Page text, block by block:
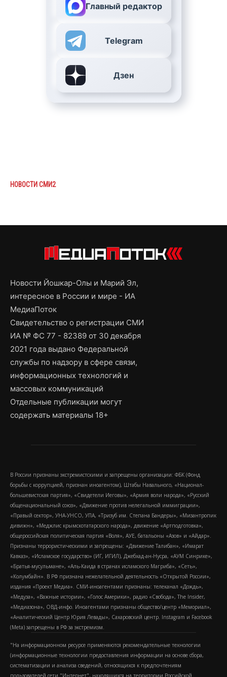
Главный редактор
Telegram
Дзен
НОВОСТИ СМИ2
Новости Йошкар-Олы и Марий Эл,
интересное в России и мире - ИА
МедиаПоток
Свидетельство о регистрации СМИ
ИА № ФС 77 - 82389 от 30 декабря
2021 года выдано Федеральной
службы по надзору в сфере связи,
информационных технологий и
массовых коммуникаций
Отдельные публикации могут
содержать материалы 18+
В России признаны экстремистскими и запрещены организации: ФБК (Фонд
борьбы с коррупцией, признан иноагентом), Штабы Навального, «Национал-
большевистская партия», «Свидетели Иеговы», «Армия воли народа», «Русский
общенациональный союз», «Движение против нелегальной иммиграции»,
«Правый сектор», УНА-УНСО, УПА, «Тризуб им. Степана Бандеры», «Мизантропик
дивижн», «Меджлис крымскотатарского народа», движение «Артподготовка»,
общероссийская политическая партия «Воля», АУЕ, батальоны «Азов» и «Айдар».
Признаны террористическими и запрещены: «Движение Талибан», «Имарат
Кавказ», «Исламское государство» (ИГ, ИГИЛ), Джебхад-ан-Нусра, «АУМ Синрике»,
«Братья-мусульмане», «Аль-Каида в странах исламского Магриба», «Сеть»,
«Колумбайн». В РФ признана нежелательной деятельность «Открытой России»,
издания «Проект Медиа». СМИ-иноагентами признаны: телеканал «Дождь»,
«Медуза», «Важные истории», «Голос Америки», радио «Свобода», The Insider,
«Медиазона», ОВД-инфо. Иноагентами признаны общество/центр «Мемориал»,
«Аналитический Центр Юрия Левады», Сахаровский центр. Instagram и Facebook
(Metа) запрещены в РФ за экстремизм.
"На информационном ресурсе применяются рекомендательные технологии
(информационные технологии предоставления информации на основе сбора,
систематизации и анализа сведений, относящихся к предпочтениям
пользователей сети "Интернет", находящихся на территории Российской